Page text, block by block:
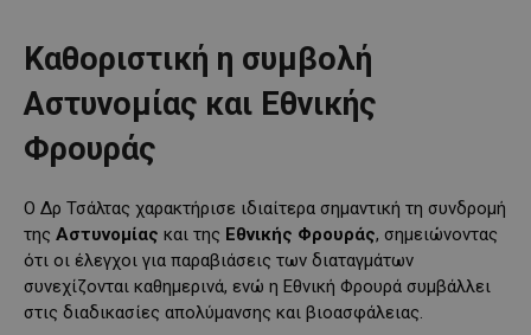
Καθοριστική η συμβολή
Αστυνομίας και Εθνικής
Φρουράς
Ο Δρ Τσάλτας χαρακτήρισε ιδιαίτερα σημαντική τη συνδρομή
της Αστυνομίας και της Εθνικής Φρουράς, σημειώνοντας
ότι οι έλεγχοι για παραβιάσεις των διαταγμάτων
συνεχίζονται καθημερινά, ενώ η Εθνική Φρουρά συμβάλλει
στις διαδικασίες απολύμανσης και βιοασφάλειας.